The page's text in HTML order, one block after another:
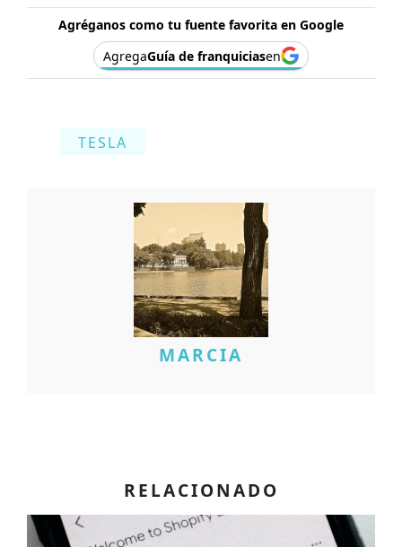
Agréganos como tu fuente favorita en Google
AgregaGuía de franquiciasen
TESLA
MARCIA
RELACIONADO